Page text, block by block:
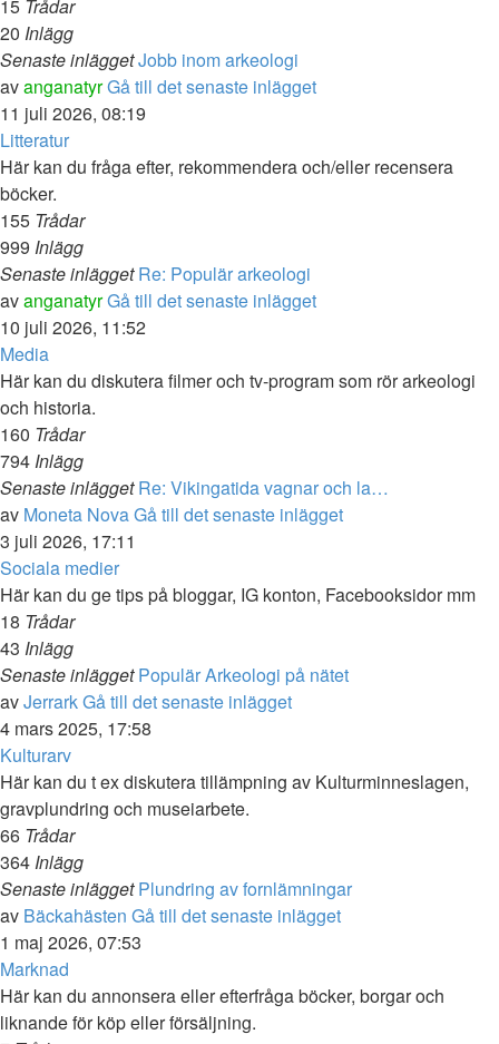
15 Trådar
20 Inlägg
Senaste inläggetJobb inom arkeologi
avanganatyrGå till det senaste inlägget
11 juli 2026, 08:19
Litteratur
Här kan du fråga efter, rekommendera och/eller recensera
böcker.
155 Trådar
999 Inlägg
Senaste inlägget Re: Populär arkeologi
avanganatyrGå till det senaste inlägget
10 juli 2026, 11:52
Media
Här kan du diskutera filmer och tv-program som rör arkeologi
och historia.
160 Trådar
794 Inlägg
Senaste inlägget Re: Vikingatida vagnar och la…
av Moneta NovaGå till det senaste inlägget
3 juli 2026, 17:11
Sociala medier
Här kan du ge tips på bloggar, IG konton, Facebooksidor mm
18 Trådar
43 Inlägg
Senaste inlägget Populär Arkeologi på nätet
avJerrarkGå till det senaste inlägget
4 mars 2025, 17:58
Kulturarv
Här kan du t ex diskutera tillämpning av Kulturminneslagen,
gravplundring och museiarbete.
66 Trådar
364 Inlägg
Senaste inlägget Plundring av fornlämningar
av Bäckahästen Gå till det senaste inlägget
1 maj 2026, 07:53
Marknad
Här kan du annonsera eller efterfråga böcker, borgar och
liknande för köp eller försäljning.